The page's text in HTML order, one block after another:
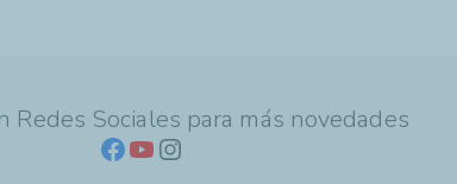
Redes Sociales para más novedades